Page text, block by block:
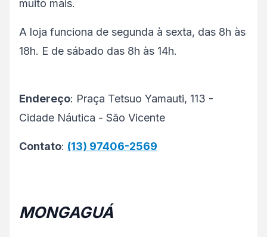
muito mais.
A loja funciona de segunda à sexta, das 8h às
18h. E de sábado das 8h às 14h.
Endereço: Praça Tetsuo Yamauti, 113 -
Cidade Náutica - São Vicente
Contato: (13) 97406-2569
MONGAGUÁ